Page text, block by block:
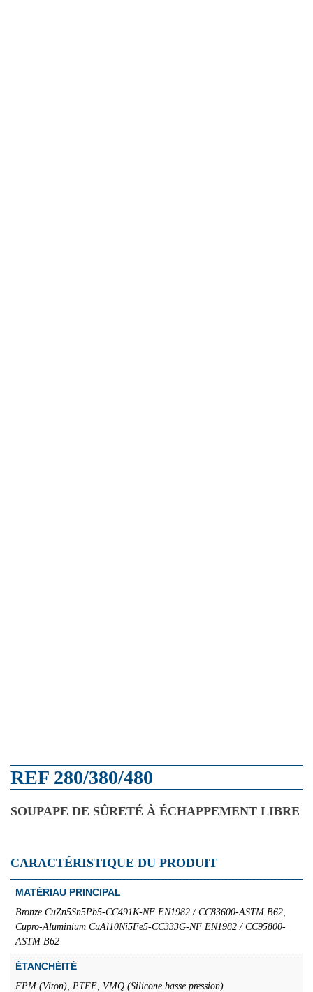
REF 280/380/480
SOUPAPE DE SÛRETÉ À ÉCHAPPEMENT LIBRE
CARACTÉRISTIQUE DU PRODUIT
MATÉRIAU PRINCIPAL
Bronze CuZn5Sn5Pb5-CC491K-NF EN1982 / CC83600-ASTM B62,
Cupro-Aluminium CuAl10Ni5Fe5-CC333G-NF EN1982 / CC95800-
ASTM B62
ÉTANCHÉITÉ
FPM (Viton), PTFE, VMQ (Silicone basse pression)